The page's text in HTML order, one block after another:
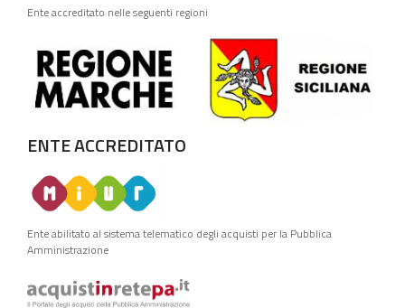
Ente accreditato nelle seguenti regioni
ENTE ACCREDITATO
Ente abilitato al sistema telematico degli acquisti per la Pubblica
Amministrazione